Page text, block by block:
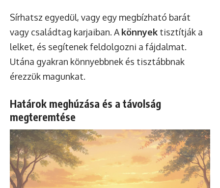
Sírhatsz egyedül, vagy egy megbízható barát
vagy családtag karjaiban. A könnyek tisztítják a
lelket, és segítenek feldolgozni a fájdalmat.
Utána gyakran könnyebbnek és tisztábbnak
érezzük magunkat.
Határok meghúzása és a távolság
megteremtése